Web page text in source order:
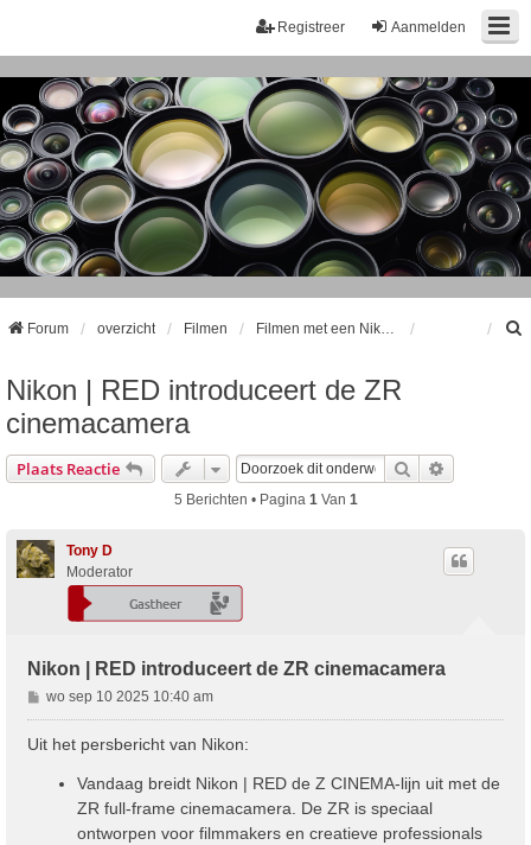
Aanmelden
Registreer
Forum overzicht Filmen
Nikon | RED introduceert de ZR
cinemacamera
Plaats Reactie Zoek
5 Berichten • Pagina 1 Van 1
Tony D
Moderator
Nikon | RED introduceert de ZR cinemacamera
B
e
r
wo sep 10 2025 10:40 am
Uit het persbericht van Nikon:
Vandaag breidt Nikon | RED de Z CINEMA-lijn uit met de
ZR full-frame cinemacamera. De ZR is speciaal
ontworpen voor filmmakers en creatieve professionals